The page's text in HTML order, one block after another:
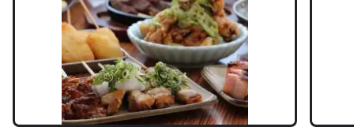
会員登録
お知らせ